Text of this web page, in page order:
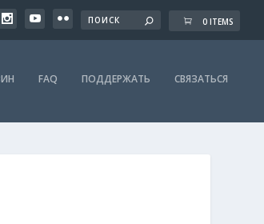
0 ITEMS
FAQ ПОДДЕРЖАТЬ СВЯЗАТЬСЯ